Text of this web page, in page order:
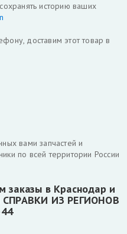
историю ваших
доставим этот товар в
вами запчастей и
по всей территории России
заказы в Краснодар и
ИЗ РЕГИОНОВ